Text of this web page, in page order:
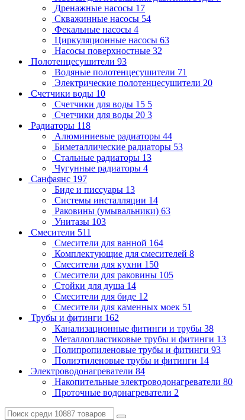
Дренажные насосы 17
Скважинные насосы 54
Фекальные насосы 4
Циркуляционные насосы 63
Насосы поверхностные 32
Полотенцесушители 93
Водяные полотенцесушители 71
Электрические полотенцесушители 20
Счетчики воды 10
Счетчики для воды 15 5
Счетчики для воды 20 3
Радиаторы 118
Алюминиевые радиаторы 44
Биметаллические радиаторы 53
Стальные радиаторы 13
Чугунные радиаторы 4
Санфаянс 197
Биде и писсуары 13
Системы инсталляции 14
Раковины (умывальники) 63
Унитазы 103
Смесители 511
Смесители для ванной 164
Комплектующие для смесителей 8
Смесители для кухни 150
Смесители для раковины 105
Стойки для душа 14
Смесители для биде 12
Смесители для каменных моек 51
Трубы и фитинги 162
Канализационные фитинги и трубы 38
Металлопластиковые трубы и фитинги 13
Полипропиленовые трубы и фитинги 93
Полиэтиленовые трубы и фитинги 14
Электроводонагреватели 84
Накопительные электроводонагреватели 80
Проточные водонагреватели 2